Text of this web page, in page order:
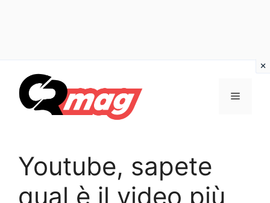
contenuto
Menu
Youtube, sapete
qual è il video più